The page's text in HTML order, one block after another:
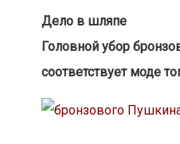
Дело в шляпе
Головной убор
соответствует моде